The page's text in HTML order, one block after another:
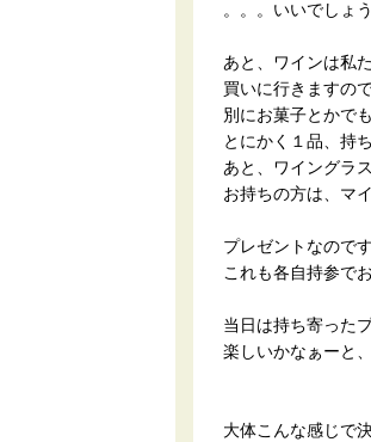
。。。いいでしょ
あと、ワインは私
買いに行きますの
別にお菓子とかで
とにかく１品、持
あと、ワイングラ
お持ちの方は、マ
プレゼントなので
これも各自持参で
当日は持ち寄った
楽しいかなぁーと
大体こんな感じで